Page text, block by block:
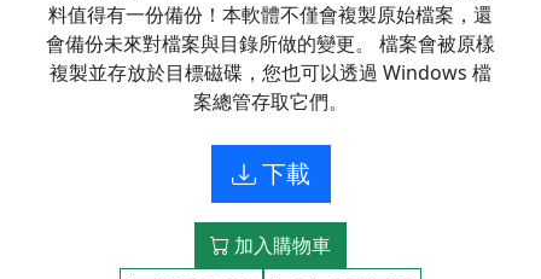
料值得有一份備份！本軟體不僅會複製原始檔案，還
會備份未來對檔案與目錄所做的變更。 檔案會被原樣
複製並存放於目標磁碟，您也可以透過 Windows 檔
案總管存取它們。
下載
加入購物車